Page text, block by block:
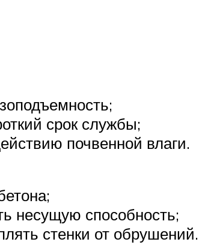
срок службы;
почвенной влаги.
несущую способность;
стенки от обрушений.